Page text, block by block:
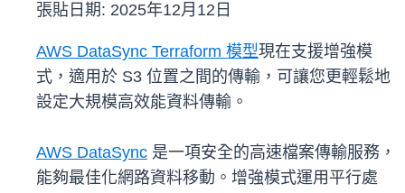
張貼日期: 2025年12月12日
AWS DataSync Terraform 模型現在支援增強模
式，適用於 S3 位置之間的傳輸，可讓您更輕鬆地
設定大規模高效能資料傳輸。
AWS DataSync 是一項安全的高速檔案傳輸服務，
能夠最佳化網路資料移動。增強模式運用平行處